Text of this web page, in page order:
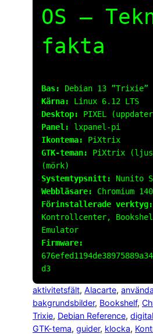
OS –
fakta
Bas:
Debian 13 ”Trixie”
Kärna:
Linux 6.12 LTS
Desktop:
PIXEL
Panel:
lxpanel-pi
Ikontema:
PiXtrix
GTK-teman:
PiXtrix
(mörk)
Systemtypsnitt:
Nunito
Webbläsare:
Chromium
Förinstallerade verktyg:
Kontrollcenter,
Emulator
Firmware:
d3
aktivitetsfält, Alacarte,
bakgrundsbilder, Bookshelf,
Trixie, Debian Reference,
GTK-tema, guider, klocka,